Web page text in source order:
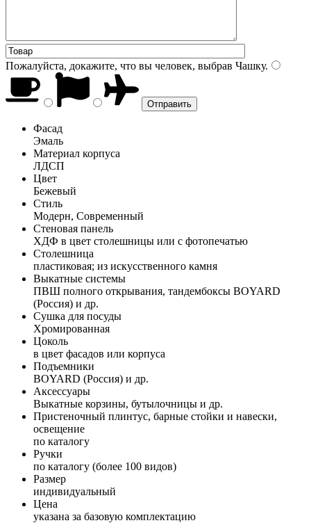
Пожалуйста, докажите, что вы человек, выбрав Чашку.
Фасад
Эмаль
Материал корпуса
ЛДСП
Цвет
Бежевый
Стиль
Модерн, Современный
Стеновая панель
ХДФ в цвет столешницы или с фотопечатью
Столешница
пластиковая; из искусственного камня
Выкатные системы
ПВШ полного открывания, тандембоксы BOYARD
(Россия) и др.
Сушка для посуды
Хромированная
Цоколь
в цвет фасадов или корпуса
Подъемники
BOYARD (Россия) и др.
Аксессуары
Выкатные корзины, бутылочницы и др.
Пристеночный плинтус, барные стойки и навески,
освещение
по каталогу
Ручки
по каталогу (более 100 видов)
Размер
индивидуальный
Цена
указана за базовую комплектацию